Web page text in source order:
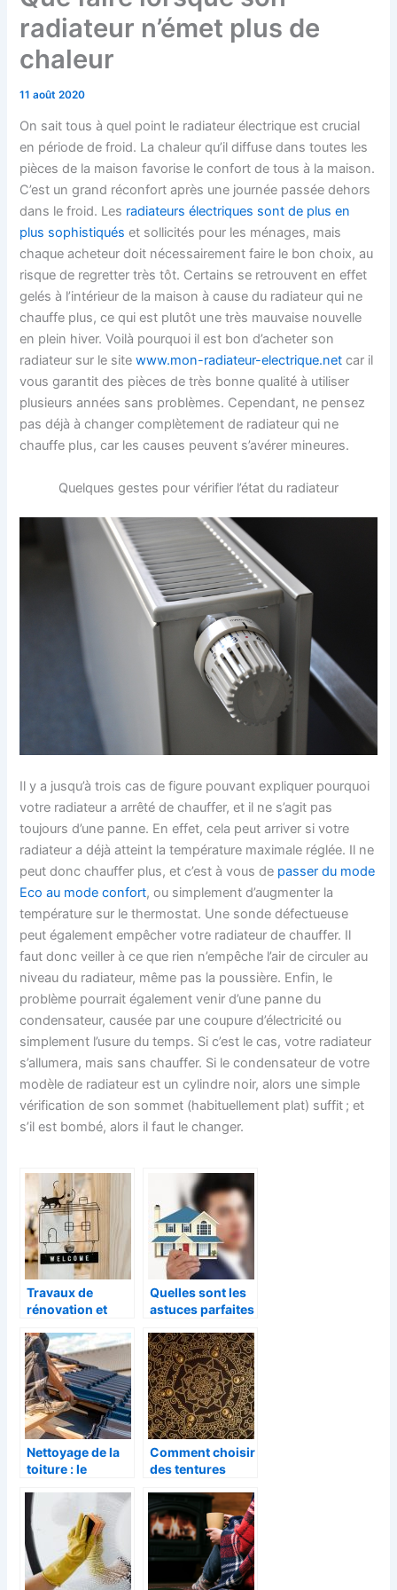
radiateur n’émet plus de
chaleur
11 août 2020
On sait tous à quel point le radiateur électrique est crucial
en période de froid. La chaleur qu’il diffuse dans toutes les
pièces de la maison favorise le confort de tous à la maison.
C’est un grand réconfort après une journée passée dehors
dans le froid. Les radiateurs électriques sont de plus en
plus sophistiqués et sollicités pour les ménages, mais
chaque acheteur doit nécessairement faire le bon choix, au
risque de regretter très tôt. Certains se retrouvent en effet
gelés à l’intérieur de la maison à cause du radiateur qui ne
chauffe plus, ce qui est plutôt une très mauvaise nouvelle
en plein hiver. Voilà pourquoi il est bon d’acheter son
radiateur sur le sitewww.mon-radiateur-electrique.net car il
vous garantit des pièces de très bonne qualité à utiliser
plusieurs années sans problèmes. Cependant, ne pensez
pas déjà à changer complètement de radiateur qui ne
chauffe plus, car les causes peuvent s’avérer mineures.
Quelques gestes pour vérifier l’état du radiateur
Il y a jusqu’à trois cas de figure pouvant expliquer pourquoi
votre radiateur a arrêté de chauffer, et il ne s’agit pas
toujours d’une panne. En effet, cela peut arriver si votre
radiateur a déjà atteint la température maximale réglée. Il ne
peut donc chauffer plus, et c’est à vous de passer du mode
Eco au mode confort, ou simplement d’augmenter la
température sur le thermostat. Une sonde défectueuse
peut également empêcher votre radiateur de chauffer. Il
faut donc veiller à ce que rien n’empêche l’air de circuler au
niveau du radiateur, même pas la poussière. Enfin, le
problème pourrait également venir d’une panne du
condensateur, causée par une coupure d’électricité ou
simplement l’usure du temps. Si c’est le cas, votre radiateur
s’allumera, mais sans chauffer. Si le condensateur de votre
modèle de radiateur est un cylindre noir, alors une simple
vérification de son sommet (habituellement plat) suffit ; et
s’il est bombé, alors il faut le changer.
Travaux de
rénovation et
d’appareils/
équipements de
maison
Quelles sont les
astuces parfaites
maison de ses
reves ?
Nettoyage de la
toiture : le
savoir
Comment choisir
des tentures
décorer sa
maison ?